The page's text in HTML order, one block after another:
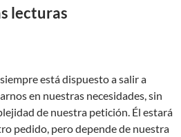
lecturas
está dispuesto a salir a
en nuestras necesidades, sin
de nuestra petición. Él estará
pedido, pero depende de nuestra